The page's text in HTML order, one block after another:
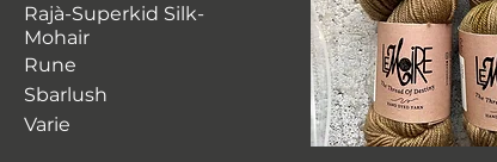
Rajà-Superkid Silk-
Mohair
Rune
Sbarlush
Varie